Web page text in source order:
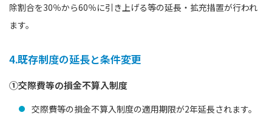
除割合を30％から60％に引き上げる等の延長・拡充措置が行われ
ます。
4.既存制度の延長と条件変更
①交際費等の損金不算入制度
交際費等の損金不算入制度の適用期限が2年延長されます。